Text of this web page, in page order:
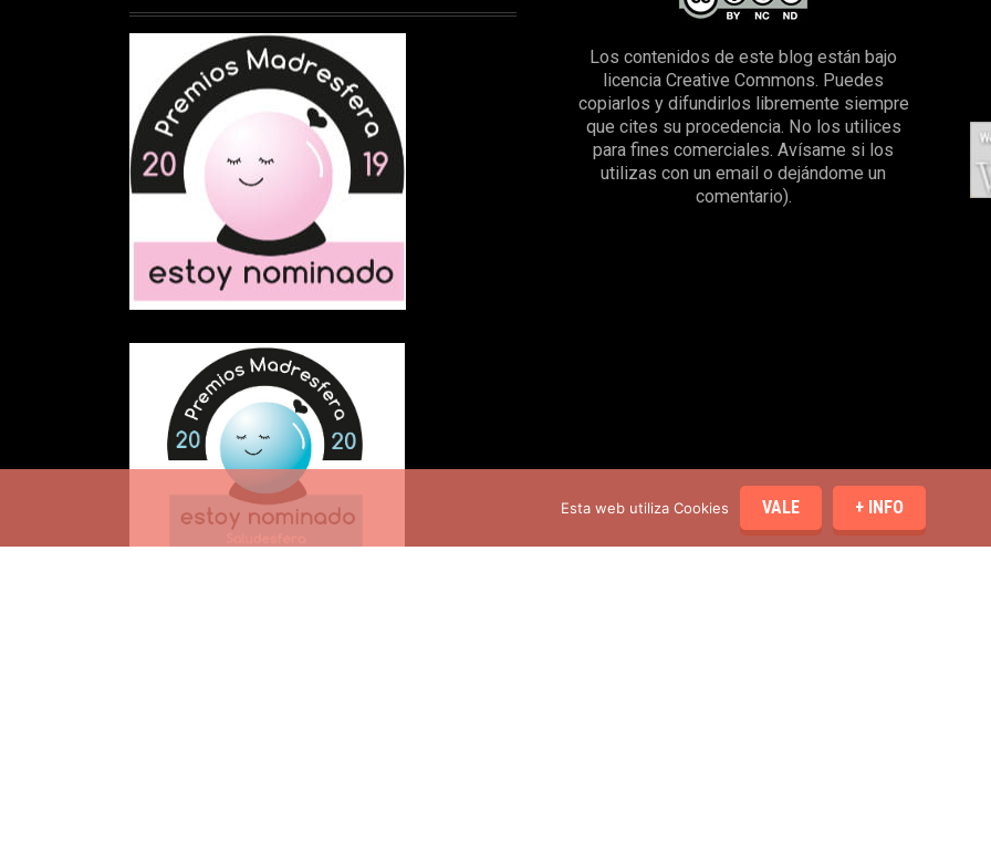
Los contenidos de este blog están bajo
licencia Creative Commons. Puedes
copiarlos y difundirlos libremente siempre
que cites su procedencia. No los utilices
para fines comerciales. Avísame si los
utilizas con un email o dejándome un
comentario).
Esta web utiliza Cookies VALE + INFO